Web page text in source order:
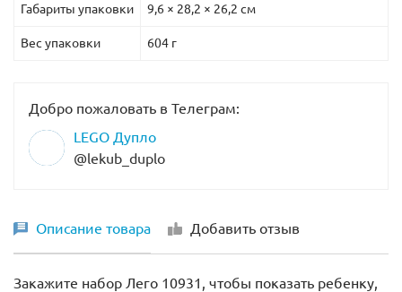
Габариты упаковки 9,6 × 28,2 × 26,2 см
Вес упаковки 604 г
Добро пожаловать в Телеграм:
LEGO Дупло
@lekub_duplo
Описание товара Добавить отзыв
Закажите набор Лего 10931, чтобы показать ребенку,